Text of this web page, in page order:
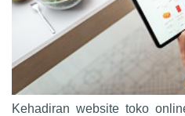
Kehadiran website toko